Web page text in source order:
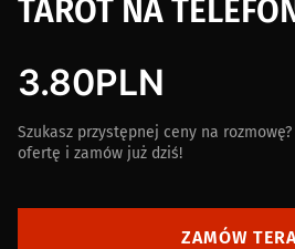
TAROT NA
3.80PLN
Szukasz przystępnej ceny na
ofertę i zamów już dziś!
ZAMÓW